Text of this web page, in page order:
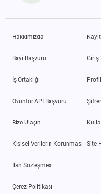
Hakkımızda
Bayi Başvuru
İş Ortaklığı
Oyunfor API Başvuru
Bize Ulaşın
Kişisel Verilerin Korunması
İlan Sözleşmesi
Çerez Politikası
Giriş
Site